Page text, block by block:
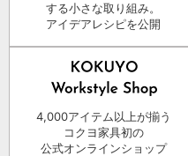
する小さな取り組み。
アイデアレシピを公開
4,000アイテム以上が揃う
コクヨ家具初の
公式オンラインショップ